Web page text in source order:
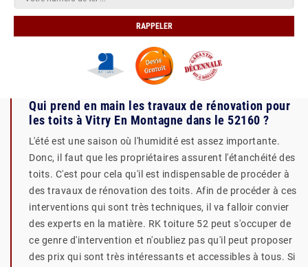
Qui prend en main les travaux de rénovation pour
les toits à Vitry En Montagne dans le 52160 ?
L'été est une saison où l'humidité est assez importante.
Donc, il faut que les propriétaires assurent l'étanchéité des
toits. C'est pour cela qu'il est indispensable de procéder à
des travaux de rénovation des toits. Afin de procéder à ces
interventions qui sont très techniques, il va falloir convier
des experts en la matière. RK toiture 52 peut s'occuper de
ce genre d'intervention et n'oubliez pas qu'il peut proposer
des prix qui sont très intéressants et accessibles à tous. Si